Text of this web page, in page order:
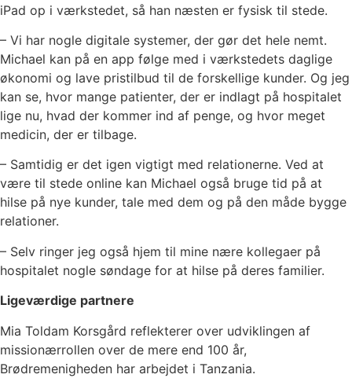
iPad op i værkstedet, så han næsten er fysisk til stede.
– Vi har nogle digitale systemer, der gør det hele nemt.
Michael kan på en app følge med i værkstedets daglige
økonomi og lave pristilbud til de forskellige kunder. Og jeg
kan se, hvor mange patienter, der er indlagt på hospitalet
lige nu, hvad der kommer ind af penge, og hvor meget
medicin, der er tilbage.
– Samtidig er det igen vigtigt med relationerne. Ved at
være til stede online kan Michael også bruge tid på at
hilse på nye kunder, tale med dem og på den måde bygge
relationer.
– Selv ringer jeg også hjem til mine nære kollegaer på
hospitalet nogle søndage for at hilse på deres familier.
Ligeværdige partnere
Mia Toldam Korsgård reflekterer over udviklingen af
missionærrollen over de mere end 100 år,
Brødremenigheden har arbejdet i Tanzania.